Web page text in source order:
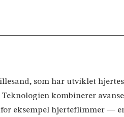
som har utviklet
kombinerer
eksempel hjerteflimmer —